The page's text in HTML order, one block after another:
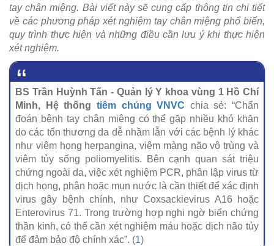
tay chân miệng. Bài viết này sẽ cung cấp thông tin chi tiết
về các phương pháp xét nghiệm tay chân miệng phổ biến,
quy trình thực hiện và những điều cần lưu ý khi thực hiện
xét nghiệm.
BS Trần Huỳnh Tấn - Quản lý Y khoa vùng 1 Hồ Chí
Minh, Hệ thống tiêm chủng VNVC chia sẻ: “Chẩn
đoán bệnh tay chân miệng có thể gặp nhiều khó khăn
do các tổn thương da dễ nhầm lẫn với các bệnh lý khác
như viêm họng herpangina, viêm màng não vô trùng và
viêm tủy sống poliomyelitis. Bên cạnh quan sát triệu
chứng ngoài da, việc xét nghiệm PCR, phân lập virus từ
dịch họng, phân hoặc mụn nước là cần thiết để xác định
virus gây bệnh chính, như Coxsackievirus A16 hoặc
Enterovirus 71. Trong trường hợp nghi ngờ biến chứng
thần kinh, có thể cần xét nghiệm máu hoặc dịch não tủy
để đảm bảo độ chính xác”. (1)